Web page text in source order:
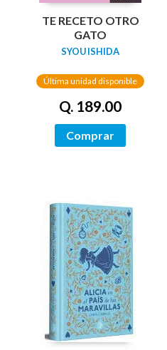
TE RECETO OTRO
GATO
SYOU ISHIDA
Última unidad disponible
Q. 189.00
Comprar